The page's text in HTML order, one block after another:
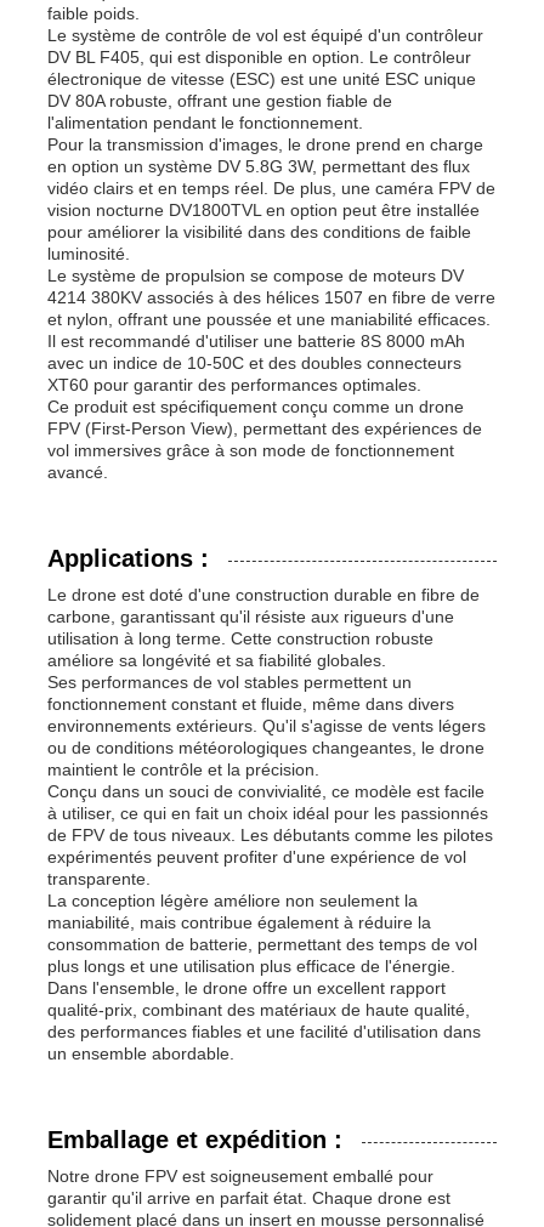
Bourdon de pulvérisation d'agriculture
Drone FPV
Pièces de drones
Anti dispositif de bourdon
lunette d'imagerie thermique
Télémètre de laser
faible poids.
Le système de contrôle de vol est équipé d'un contrôleur
DV BL F405, qui est disponible en option. Le contrôleur
électronique de vitesse (ESC) est une unité ESC unique
DV 80A robuste, offrant une gestion fiable de
l'alimentation pendant le fonctionnement.
Pour la transmission d'images, le drone prend en charge
en option un système DV 5.8G 3W, permettant des flux
vidéo clairs et en temps réel. De plus, une caméra FPV de
vision nocturne DV1800TVL en option peut être installée
pour améliorer la visibilité dans des conditions de faible
luminosité.
Le système de propulsion se compose de moteurs DV
4214 380KV associés à des hélices 1507 en fibre de verre
et nylon, offrant une poussée et une maniabilité efficaces.
Il est recommandé d'utiliser une batterie 8S 8000 mAh
avec un indice de 10-50C et des doubles connecteurs
XT60 pour garantir des performances optimales.
Ce produit est spécifiquement conçu comme un drone
FPV (First-Person View), permettant des expériences de
vol immersives grâce à son mode de fonctionnement
avancé.
Applications :
Le drone est doté d'une construction durable en fibre de
carbone, garantissant qu'il résiste aux rigueurs d'une
utilisation à long terme. Cette construction robuste
améliore sa longévité et sa fiabilité globales.
Ses performances de vol stables permettent un
fonctionnement constant et fluide, même dans divers
environnements extérieurs. Qu'il s'agisse de vents légers
ou de conditions météorologiques changeantes, le drone
maintient le contrôle et la précision.
Conçu dans un souci de convivialité, ce modèle est facile
à utiliser, ce qui en fait un choix idéal pour les passionnés
de FPV de tous niveaux. Les débutants comme les pilotes
expérimentés peuvent profiter d'une expérience de vol
transparente.
La conception légère améliore non seulement la
maniabilité, mais contribue également à réduire la
consommation de batterie, permettant des temps de vol
plus longs et une utilisation plus efficace de l'énergie.
Dans l'ensemble, le drone offre un excellent rapport
qualité-prix, combinant des matériaux de haute qualité,
des performances fiables et une facilité d'utilisation dans
un ensemble abordable.
Emballage et expédition :
Notre drone FPV est soigneusement emballé pour
garantir qu'il arrive en parfait état. Chaque drone est
solidement placé dans un insert en mousse personnalisé